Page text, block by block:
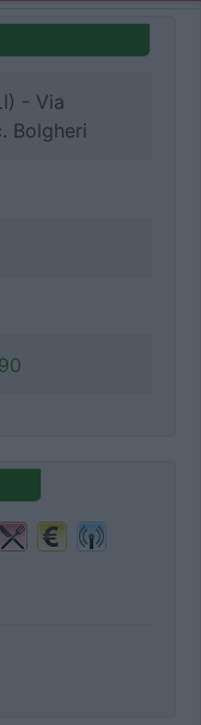
- Via
Bolgheri